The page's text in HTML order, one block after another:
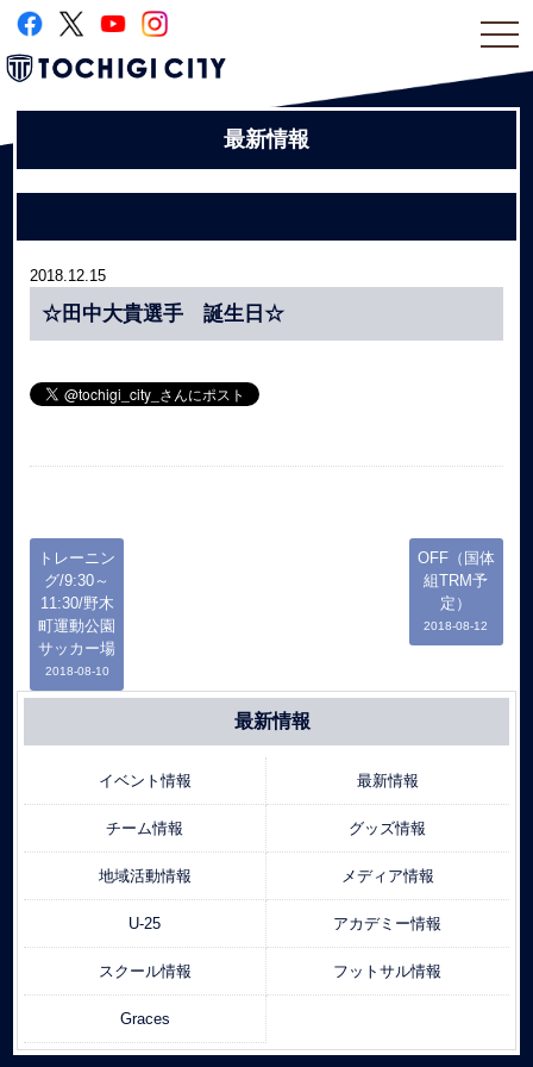
最新情報
2018.12.15
☆田中大貴選手 誕生日☆
トレーニン
グ/9:30～
11:30/野木
町運動公園
サッカー場
2018-08-10
OFF（国体
組TRM予
定）
2018-08-12
最新情報
イベント情報 最新情報
チーム情報 グッズ情報
地域活動情報 メディア情報
U-25 アカデミー情報
スクール情報 フットサル情報
Graces